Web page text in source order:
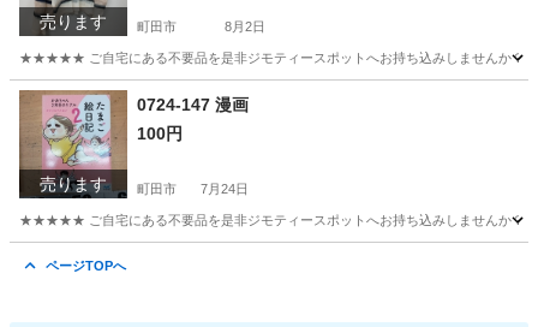
売ります 町田市 8月2日
★★★★★ ご自宅にある不要品を是非ジモティースポットへお持ち込みしませんか？
東京 町田市 現地
売ります
0724-147 漫画
100円
町田市 7月24日
★★★★★ ご自宅にある不要品を是非ジモティースポットへお持ち込みしませんか？
ページTOPへ